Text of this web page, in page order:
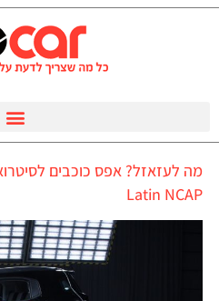
מה לעזאזל? אפס כוכבים
Latin NCAP